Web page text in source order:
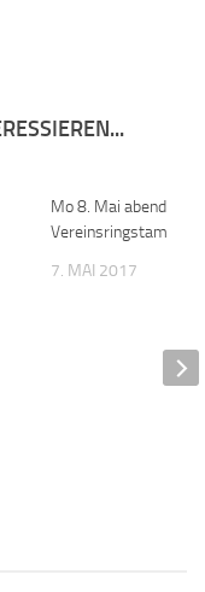
Mo 8. Mai abends
7. MAI 2017